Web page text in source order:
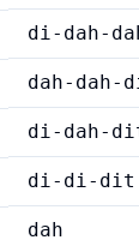
di-dah-
dah-dah-
di-dah-
di-di-dit
dah